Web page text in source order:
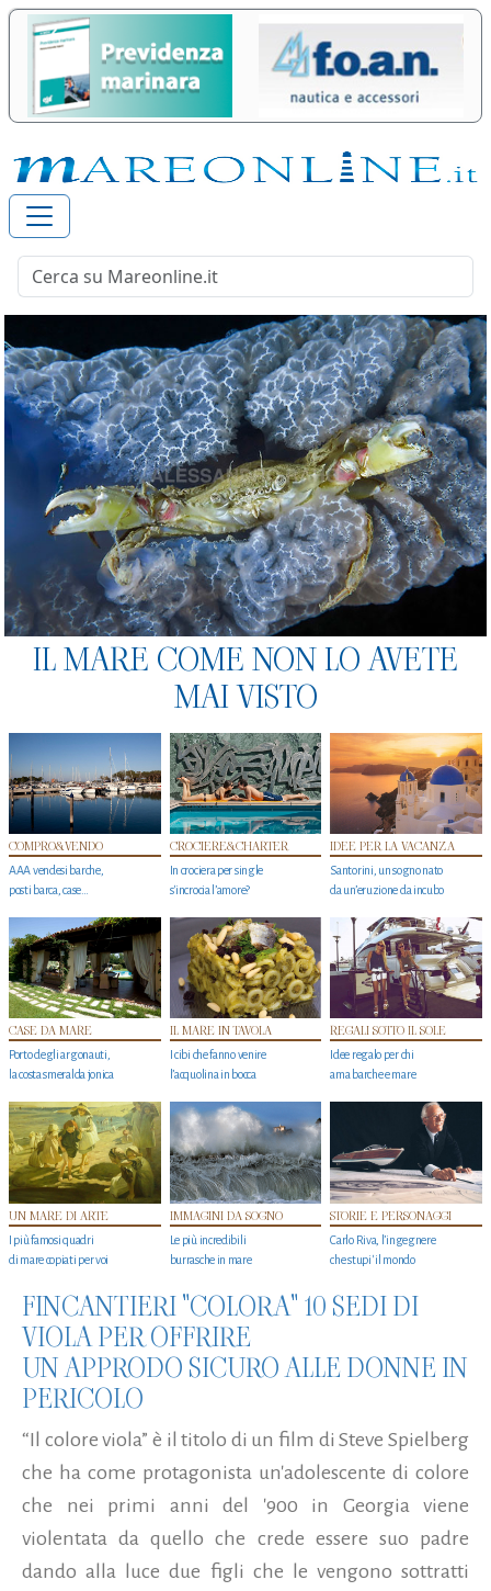
IL MARE COME NON LO AVETE
MAI VISTO
COMPRO&VENDO
AAA vendesi barche,
posti barca, case…
CROCIERE&CHARTER
In crociera per single
s'incrocia l’amore?
IDEE PER LA VACANZA
Santorini, un sogno nato
da un’eruzione da incubo
CASE DA MARE
Porto degli argonauti,
la costa smeralda jonica
IL MARE IN TAVOLA
I cibi che fanno venire
l’acquolina in bocca
REGALI SOTTO IL SOLE
Idee regalo per chi
ama barche e mare
UN MARE DI ARTE
I più famosi quadri
di mare copiati per voi
IMMAGINI DA SOGNO
Le più incredibili
burrasche in mare
STORIE E PERSONAGGI
Carlo Riva, l’ingegnere
che stupi' il mondo
FINCANTIERI "COLORA" 10 SEDI DI
VIOLA PER OFFRIRE
UN APPRODO SICURO ALLE DONNE IN
PERICOLO
“Il colore viola” è il titolo di un film di Steve Spielberg
che ha come protagonista un'adolescente di colore
che nei primi anni del '900 in Georgia viene
violentata da quello che crede essere suo padre
dando alla luce due figli che le vengono sottratti